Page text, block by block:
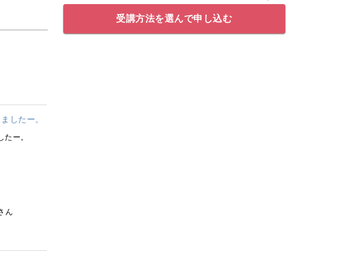
受講方法を選んで申し込む
くレク
ッス
たー。
ん